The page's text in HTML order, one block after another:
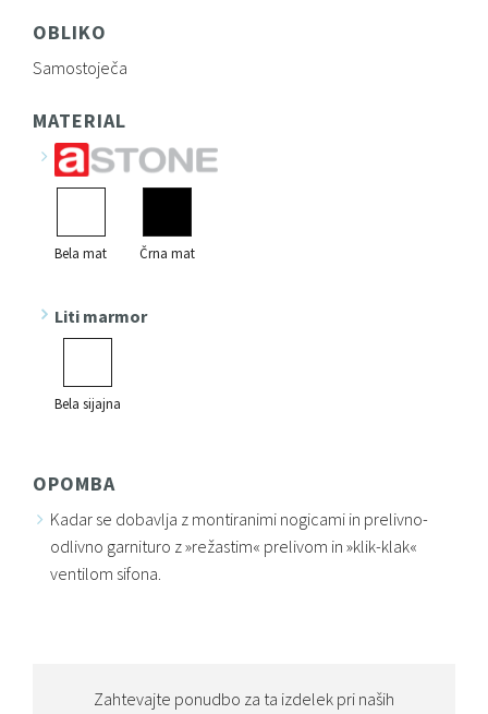
OBLIKO
Samostoječa
MATERIAL
Bela mat Črna mat
Liti marmor
Bela sijajna
OPOMBA
Kadar se dobavlja z montiranimi nogicami in prelivno-
odlivno garnituro z »režastim« prelivom in »klik-klak«
ventilom sifona.
Zahtevajte ponudbo za ta izdelek pri naših